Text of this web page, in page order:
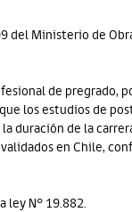
del Ministerio de
de pregrado,
los estudios de
duración de la
en Chile,
ley N° 19.882.